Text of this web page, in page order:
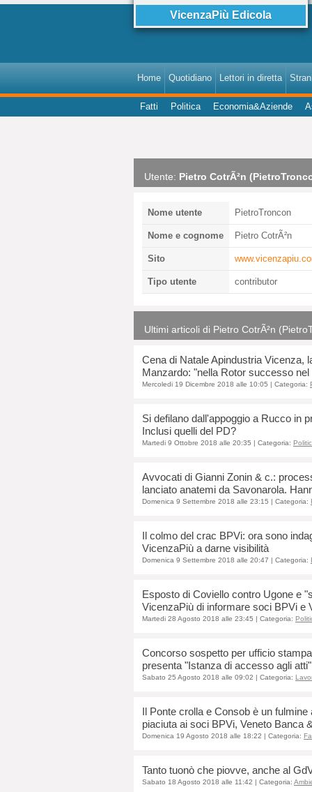
VicenzaPiù Edicola
Home Quotidiano Lettori in diretta
Fatti Politica Economia&Aziende
Utente: Pietro CotrÃ²n
Nome utente PietroTroncon
Nome e cognome Pietro CotrÃ²n
Sito
Tipo utente contributor
Ultimi articoli di Pietro CotrÃ²n
Cena di Natale Apindustria Vicenza,
Manzardo: "nella Rotor successo
Mercoledi 19 Dicembre 2018 alle 10:05 | Categoria:
Si defilano dall'appoggio a Rucco in
Inclusi quelli del PD?
Martedi 9 Ottobre 2018 alle 20:35 | Categoria:
Avvocati di Gianni Zonin & c.:
lanciato anatemi da Savonarola.
Domenica 9 Settembre 2018 alle 23:15 | Categoria:
Il colmo del crac BPVi: ora sono
VicenzaPiù a darne visibilità
Domenica 9 Settembre 2018 alle 20:47 | Categoria:
Esposto di Coviello contro Ugone e
VicenzaPiù di informare soci BPVi e
Martedi 28 Agosto 2018 alle 23:45 | Categoria:
Concorso sospetto per ufficio
presenta "Istanza di accesso agli atti"
Sabato 25 Agosto 2018 alle 09:02 | Categoria:
Il Ponte crolla e Consob è un
piaciuta ai soci BPVi, Veneto Banca
Domenica 19 Agosto 2018 alle 18:22 | Categoria:
Tanto tuonò che piovve, anche al
Sabato 18 Agosto 2018 alle 11:42 | Categoria: